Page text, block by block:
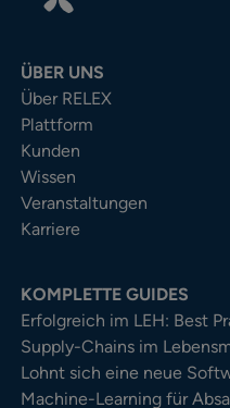
ÜBER UNS
Über RELEX
Plattform
Kunden
Wissen
Veranstaltungen
Karriere
KOMPLETTE GUIDES
Erfolgreich im LEH: Best
Supply-Chains im
Lohnt sich eine neue
Machine-Learning für